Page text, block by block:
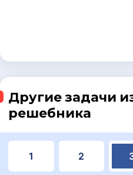
Другие задачи
решебника
1 2